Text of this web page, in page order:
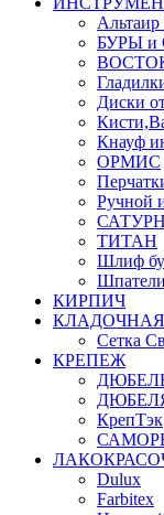
БУРЫ и
Диски
Кнауф
ОРМИС
Ручной
САТУРН
ТИТАН
Шлиф
Шпатели
КИРПИЧ
Сетка
КРЕПЕЖ
КрепТэк
Dulux
Farbitex